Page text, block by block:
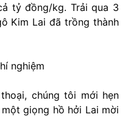
tỷ đồng/kg. Trải qua 3
Kim Lai đã trồng thành
nghiệm
chúng tôi mới hẹn
giọng hồ hởi Lai mời